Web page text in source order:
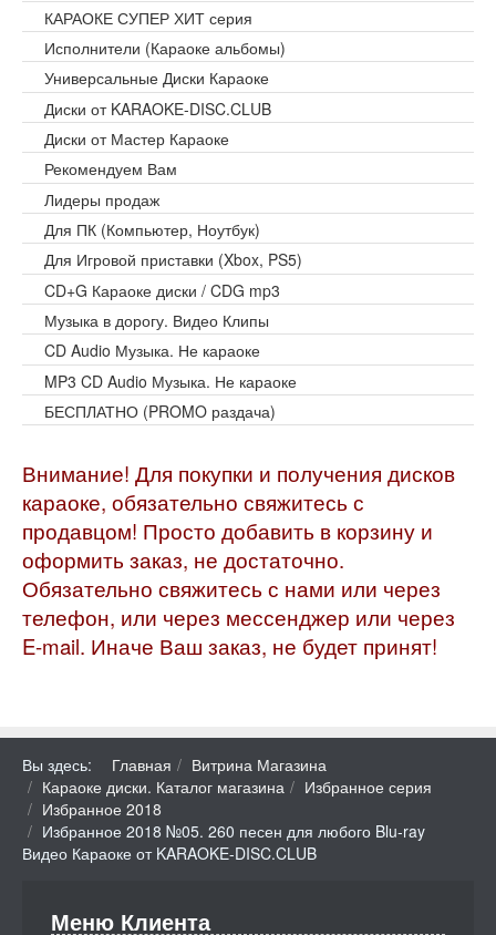
КАРАОКЕ СУПЕР ХИТ серия
Исполнители (Караоке альбомы)
Универсальные Диски Караоке
Диски от KARAOKE-DISC.CLUB
Диски от Мастер Караоке
Рекомендуем Вам
Лидеры продаж
Для ПК (Компьютер, Ноутбук)
Для Игровой приставки (Xbox, PS5)
CD+G Караоке диски / CDG mp3
Музыка в дорогу. Видео Клипы
CD Audio Музыка. Не караоке
MP3 CD Audio Музыка. Не караоке
БЕСПЛАТНО (PROMO раздача)
Внимание! Для покупки и получения дисков
караоке, обязательно свяжитесь с
продавцом! Просто добавить в корзину и
оформить заказ, не достаточно.
Обязательно свяжитесь с нами или через
телефон, или через мессенджер или через
E-mail. Иначе Ваш заказ, не будет принят!
Вы здесь: Главная
Витрина Магазина
Караоке диски. Каталог магазина
Избранное серия
Избранное 2018
Избранное 2018 №05. 260 песен для любого Blu-ray
Видео Караоке от KARAOKE-DISC.CLUB
Меню Клиента